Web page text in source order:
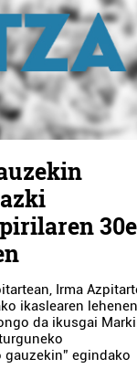
Irma
ikaslearen
da ikusgai
gauzekin” egindako